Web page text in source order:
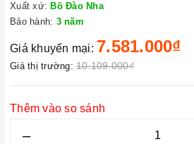
Xuất xứ: Bồ Đào Nha
Bảo hành: 3 năm
Giá khuyến mại: 7.581.000₫
Giá thị trường: 10.109.000₫
Thêm vào so sánh
–